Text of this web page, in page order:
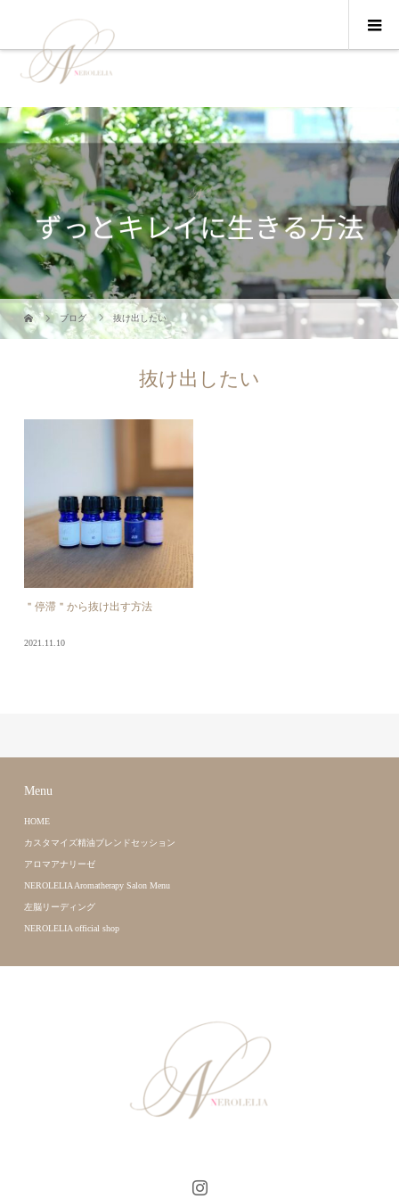
ブログ 抜け出したい
抜け出したい
＂停滞＂から抜け出す方法
2021.11.10
Menu
HOME
カスタマイズ精油ブレンドセッション
アロマアナリーゼ
NEROLELIA Aromatherapy Salon Menu
左脳リーディング
NEROLELIA official shop